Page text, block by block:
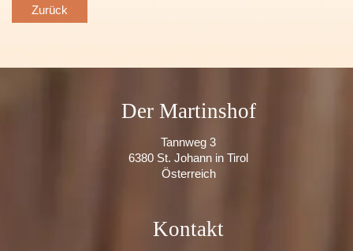
Zurück
Der Martinshof
Tannweg 3
6380 St. Johann in Tirol
Österreich
Kontakt